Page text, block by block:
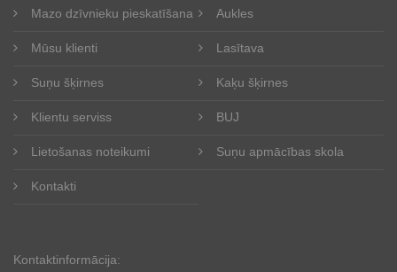
Mazo dzīvnieku pieskatīšana Aukles
Mūsu klienti Lasītava
Suņu šķirnes Kaķu šķirnes
Klientu serviss BUJ
Lietošanas noteikumi Suņu apmācības skola
Kontakti
Kontaktinformācija: